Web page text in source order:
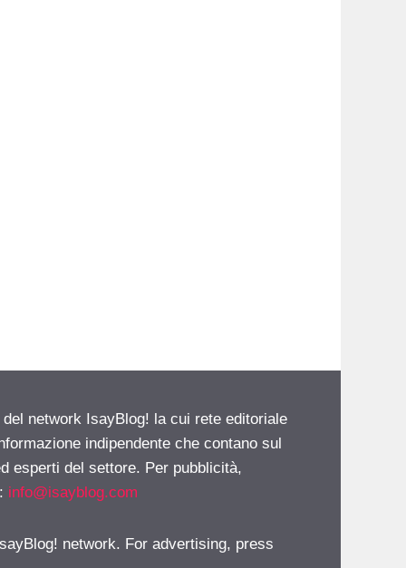
network IsayBlog! la cui rete editoriale
indipendente che contano sul
esperti del settore. Per pubblicità,
info@isayblog.com
network. For advertising, press